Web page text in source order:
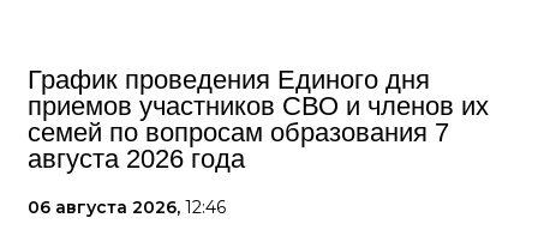
График проведения Единого дня
приемов участников СВО и членов их
семей по вопросам образования 7
августа 2026 года
06 августа 2026, 12:46